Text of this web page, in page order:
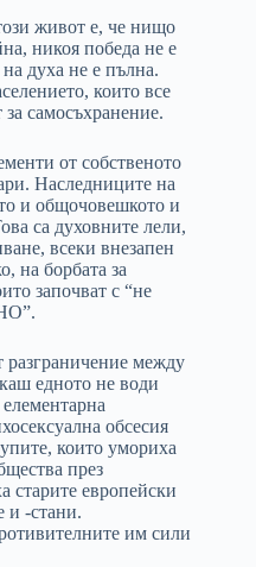
живот е, че нищо
никоя победа не е
духа не е пълна.
които все
самосъхранение.
от собственото
Наследниците на
и общочовешкото и
са духовните лели,
всеки внезапен
на борбата за
започват с “не
разграничение между
едното не води
обсесия
които умориха
през
старите европейски
и -стани.
им сили